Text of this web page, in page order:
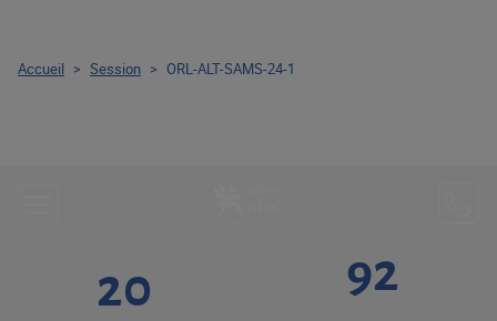
20 92
Accueil > Session > ORL-ALT-SAMS-24-1